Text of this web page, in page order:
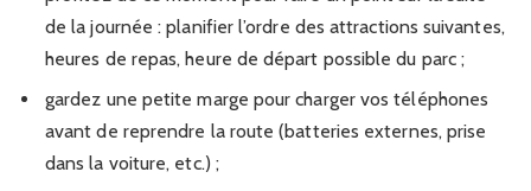
de la journée : planifier l’ordre des attractions suivantes,
heures de repas, heure de départ possible du parc ;
gardez une petite marge pour charger vos téléphones
avant de reprendre la route (batteries externes, prise
dans la voiture, etc.) ;